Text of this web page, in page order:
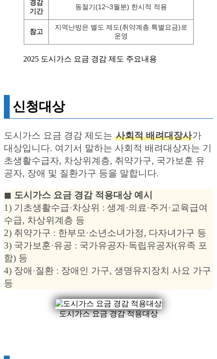
경감
기간
동절기(12~3월분) 한시적 적용
참고
지역난방은 별도 제도(취약계층 특별요금)로
운영
2025 도시가스 요금 경감 제도 주요내용
신청대상
도시가스 요금 경감 제도는 사회적 배려대장사가
대상입니다. 여기서 말하는 사회적 배려대상자는 기
초생활수급자, 차상위계층, 취약가구, 국가보훈 유
공자, 장애 및 질환가구 등을 말합니다.
◼︎ 도시가스 요금 경감 적용대상 예시
1) 기초생활수급·차상위 : 생계·의료·주거·교육급여
수급, 차상위계층 등
2) 취약가구 : 한부모·소년소녀가정, 다자녀가구 등
3) 국가보훈·유공 : 국가유공자·독립유공자(유족 포
함) 등
4) 장애·질환 : 장애인 가구, 생명유지장치 사요 가구
등
도시가스 요금 경감 적용대상